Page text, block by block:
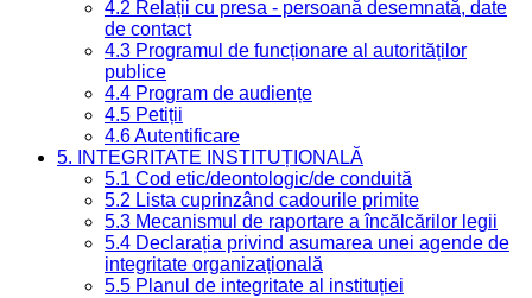
4.2 Relații cu presa - persoană desemnată, date
de contact
4.3 Programul de funcționare al autorităților
publice
4.4 Program de audiențe
4.5 Petiții
4.6 Autentificare
5. INTEGRITATE INSTITUȚIONALĂ
5.1 Cod etic/deontologic/de conduită
5.2 Lista cuprinzând cadourile primite
5.3 Mecanismul de raportare a încălcărilor legii
5.4 Declarația privind asumarea unei agende de
integritate organizațională
5.5 Planul de integritate al instituției